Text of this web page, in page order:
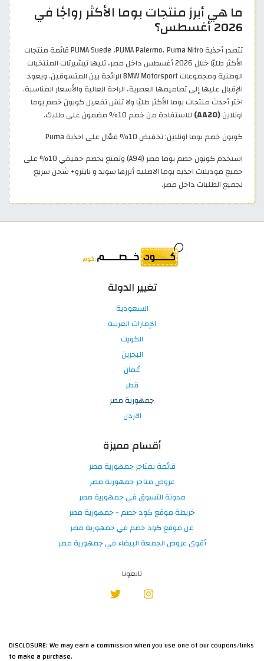
ما هي أبرز منتجات بوما الأكثر رواجًا في
2026 أغسطس؟
تتصدر أحذية PUMA Suede ،PUMA Palermo، Puma Nitro قائمة منتجات
الأكثر طلبّا خلال 2026 أغسطس داخل مصر، تليها تيشيرتات المنتخبات
الوطنية ومجموعات BMW Motorsport الرائجة بين المتسوقين. ويعود
الإقبال عليها إلى تصاميمها العصرية، الراحة العالية والأسعار المناسبة.
اختر أحدث منتجات بوما الأكثر طلبًا ولا تنسَ تفعيل كوبون خصم بوما
اونلاين(AA20)
للاستفادة من خصم 10% مضمون على طلبك.
كوبون خصم بوما اونلاين: تخفيض 10% فعّال على احذية Puma
استخدم كوبون خصم بوما مصر (A94) وتمتع بخصم حقيقي 10% على
جميع موديلات احذيه بوما الاصليه أبرزها سويد و نايترو+ شحن سريع
لجميع الطلبات داخل مصر.
تغيير الدولة
السعودية
الإمارات العربية
الكويت
البحرين
عُمان
قطر
جمهورية مصر
الاردن
أقسام مميزة
قائمة بمتاجر جمهورية مصر
عروض متاجر جمهورية مصر
مدونة التسوق في جمهورية مصر
خريطة موقع كود خصم - جمهورية مصر
عن موقع كود خصم في جمهورية مصر
أقوى عروض الجمعة البيضاء في جمهورية مصر
تابعونا
DISCLOSURE: We may earn a commission when you use one of our coupons/links
to make a purchase.